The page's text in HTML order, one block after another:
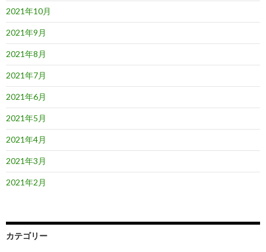
2021年10月
2021年9月
2021年8月
2021年7月
2021年6月
2021年5月
2021年4月
2021年3月
2021年2月
カテゴリー